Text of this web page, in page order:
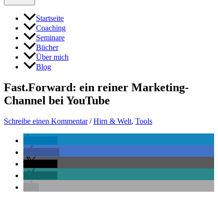
Startseite
Coaching
Seminare
Bücher
Über mich
Blog
Fast.Forward: ein reiner Marketing-
Channel bei YouTube
Schreibe einen Kommentar /Hirn & Welt, Tools